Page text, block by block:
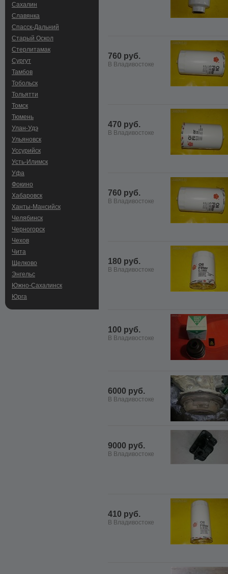
Сахалин
Славянка
Спасск-Дальний
Старый Оскол
Стерлитамак
Сургут
Тамбов
Тобольск
Тольятти
Томск
Тюмень
Улан-Удэ
Ульяновск
Уссурийск
Усть-Илимск
Уфа
Фокино
Хабаровск
Ханты-Мансийск
Челябинск
Черногорск
Чехов
Чита
Щелково
Энгельс
Южно-Сахалинск
Юрга
760 руб.
В Владивостоке
470 руб.
В Владивостоке
760 руб.
В Владивостоке
180 руб.
В Владивостоке
100 руб.
В Владивостоке
6000 руб.
В Владивостоке
9000 руб.
В Владивостоке
410 руб.
В Владивостоке